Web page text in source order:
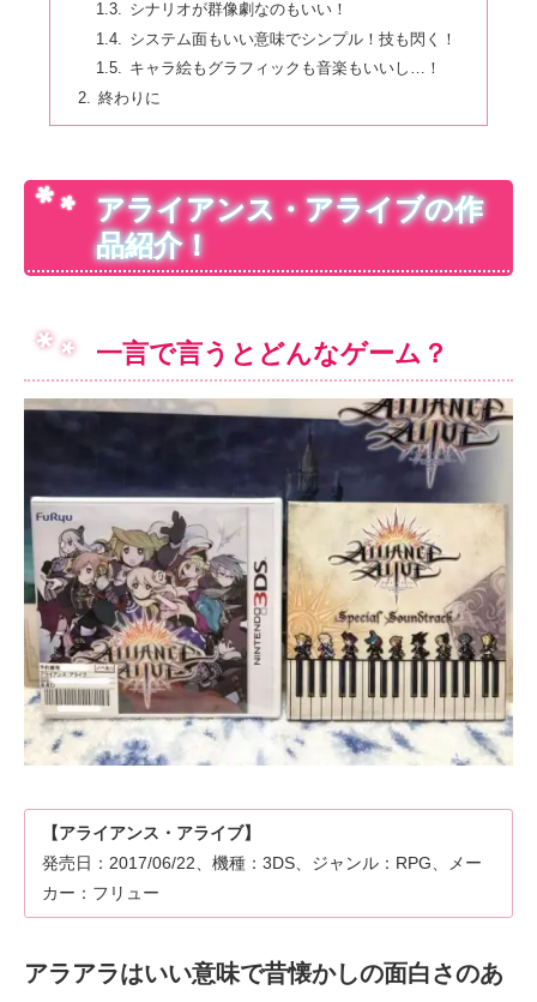
シナリオが群像劇なのもいい！
システム面もいい意味でシンプル！技も閃く！
キャラ絵もグラフィックも音楽もいいし…！
終わりに
アライアンス・アライブの作
品紹介！
一言で言うとどんなゲーム？
【アライアンス・アライブ】
発売日：2017/06/22、機種：3DS、ジャンル：RPG、メー
カー：フリュー
アラアラはいい意味で昔懐かしの面白さのあ